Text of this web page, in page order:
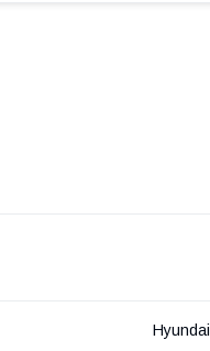
Hyundai